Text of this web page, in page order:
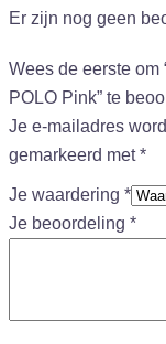
Er zijn nog geen
Wees de eerste
POLO Pink” te
Je e-mailadres
gemarkeerd met*
Je waardering *
Je beoordeling *